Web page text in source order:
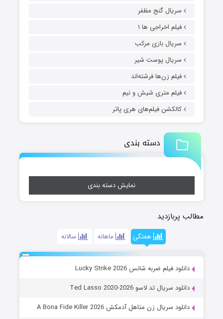
سریال گنج مظفر
فیلم اخراجی ها ۱
سریال بازی مرکب
سریال پوست شیر
فیلم زن‌ها فرشته‌اند
فیلم متری شیش و نیم
کالکشن فیلم‌های هری پاتر
دسته بندی
نمایش دسته بندی
مطالب پربازدید
هفتگی ماهانه سالانه
دانلود فیلم ضربه شانس Lucky Strike 2026
دانلود سریال تد لاسو Ted Lasso 2020-2026
دانلود سریال زن متاهل آدمکش A Bona Fide Killer 2026